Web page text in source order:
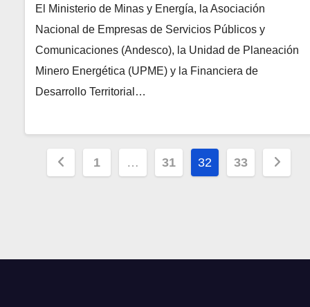
El Ministerio de Minas y Energía, la Asociación
Nacional de Empresas de Servicios Públicos y
Comunicaciones (Andesco), la Unidad de Planeación
Minero Energética (UPME) y la Financiera de
Desarrollo Territorial…
Paginación
1 … 31 32 33